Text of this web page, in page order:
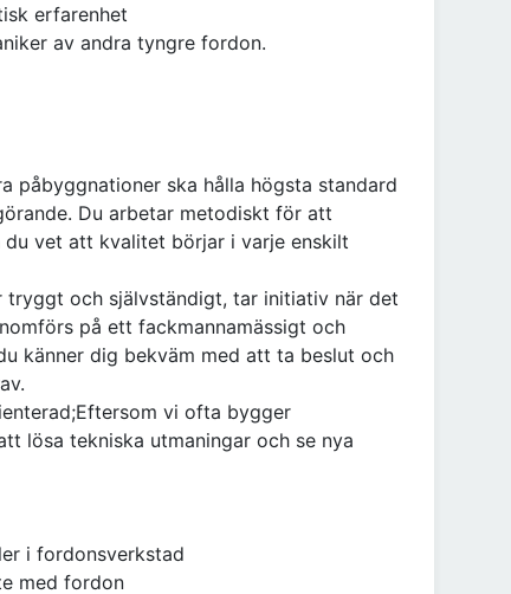
erfarenhet
av andra tyngre fordon.
påbyggnationer ska hålla högsta standard
Du arbetar metodiskt för att
vet att kvalitet börjar i varje enskilt
tryggt och självständigt, tar initiativ när det
på ett fackmannamässigt och
känner dig bekväm med att ta beslut och
vi ofta bygger
lösa tekniska utmaningar och se nya
i fordonsverkstad
med fordon